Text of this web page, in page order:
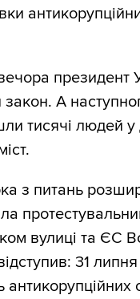
президент
закон. А
тисячі людей у
з питань
вулиці та ЄС
31 липня
антикорупційних